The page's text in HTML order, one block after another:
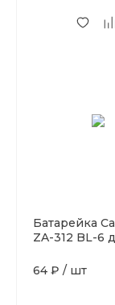
Батарейка
ZA-312 BL-6
(6/60/300/
64 ₽ / шт